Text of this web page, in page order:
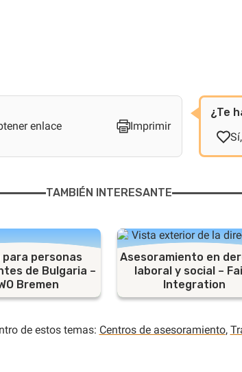
enlace Imprimir
¿Te
TAMBIÉN INTERESANTE
para personas
de Bulgaria –
Bremen
Asesoramiento en
laboral y social –
Integration
de estos temas: Centros de asesoramiento,